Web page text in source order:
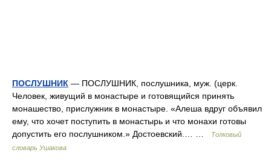
ПОСЛУШНИК — ПОСЛУШНИК, послушника, муж. (церк.
Человек, живущий в монастыре и готовящийся принять
монашество, прислужник в монастыре. «Алеша вдруг объявил
ему, что хочет поступить в монастырь и что монахи готовы
допустить его послушником.» Достоевский.… …
Толковый
словарь Ушакова